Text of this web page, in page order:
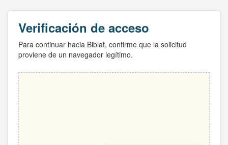
Verificación de acceso
Para continuar hacia Biblat, confirme que la solicitud
proviene de un navegador legítimo.